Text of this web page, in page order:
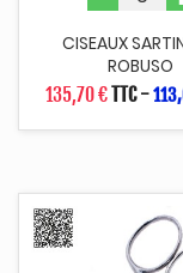
CISEAUX
ROBUSO
135,70 €TTC-